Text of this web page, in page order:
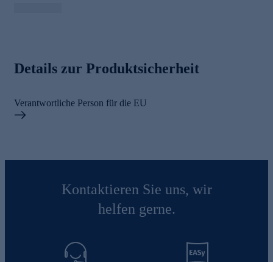
Details zur Produktsicherheit
Verantwortliche Person für die EU
Kontaktieren Sie uns, wir
helfen gerne.